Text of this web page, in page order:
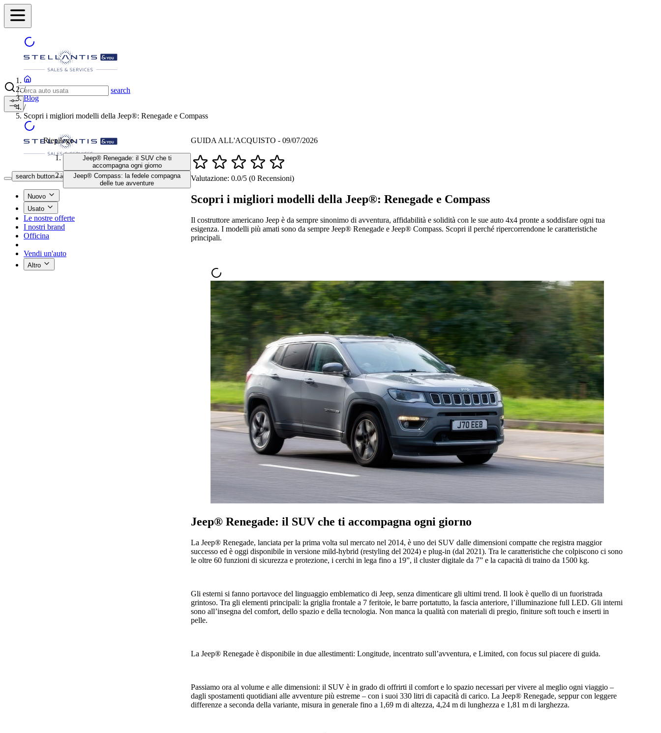
search
search button - icon Trova la concessionaria
Nuovo
Usato
Le nostre offerte
I nostri brand
Officina
Vendi un'auto
Altro
/
Blog
/
Scopri i migliori modelli della Jeep®: Renegade e Compass
Riepilogo
Jeep® Renegade: il SUV che ti
accompagna ogni giorno
Jeep® Compass: la fedele compagna
delle tue avventure
GUIDA ALL'ACQUISTO - 09/07/2026
Valutazione: 0.0/5 (0 Recensioni)
Scopri i migliori modelli della Jeep®: Renegade e Compass
Il costruttore americano Jeep è da sempre sinonimo di avventura, affidabilità e solidità con le sue auto 4x4 pronte a soddisfare ogni tua
esigenza. I modelli più amati sono da sempre Jeep® Renegade e Jeep® Compass. Scopri il perché ripercorrendone le caratteristiche
principali.
Jeep® Renegade: il SUV che ti accompagna ogni giorno
La Jeep® Renegade, lanciata per la prima volta sul mercato nel 2014, è uno dei SUV dalle dimensioni compatte che registra maggior
successo ed è oggi disponibile in versione mild-hybrid (restyling del 2024) e plug-in (dal 2021). Tra le caratteristiche che colpiscono ci sono
le oltre 60 funzioni di sicurezza e protezione, i cerchi in lega fino a 19”, il cluster digitale da 7” e la capacità di traino da 1500 kg.
Gli esterni si fanno portavoce del linguaggio emblematico di Jeep, senza dimenticare gli ultimi trend. Il look è quello di un fuoristrada
grintoso. Tra gli elementi principali: la griglia frontale a 7 feritoie, le barre portatutto, la fascia anteriore, l’illuminazione full LED. Gli interni
sono all’insegna del comfort, dello spazio e della tecnologia. Non manca la qualità con materiali di pregio, finiture soft touch e inserti in
pelle.
La Jeep® Renegade è disponibile in due allestimenti: Longitude, incentrato sull’avventura, e Limited, con focus sul piacere di guida.
Passiamo ora al volume e alle dimensioni: il SUV è in grado di offrirti il comfort e lo spazio necessari per vivere al meglio ogni viaggio –
dagli spostamenti quotidiani alle avventure più estreme – con i suoi 330 litri di capacità di carico. La Jeep® Renegade, seppur con leggere
differenze a seconda della variante, misura in generale fino a 1,69 m di altezza, 4,24 m di lunghezza e 1,81 m di larghezza.